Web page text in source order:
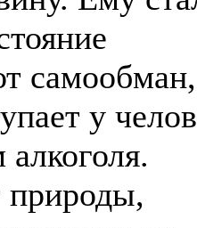
самообман,
у